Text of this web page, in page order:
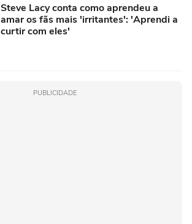
Steve Lacy conta como aprendeu a
amar os fãs mais 'irritantes': 'Aprendi a
curtir com eles'
PUBLICIDADE